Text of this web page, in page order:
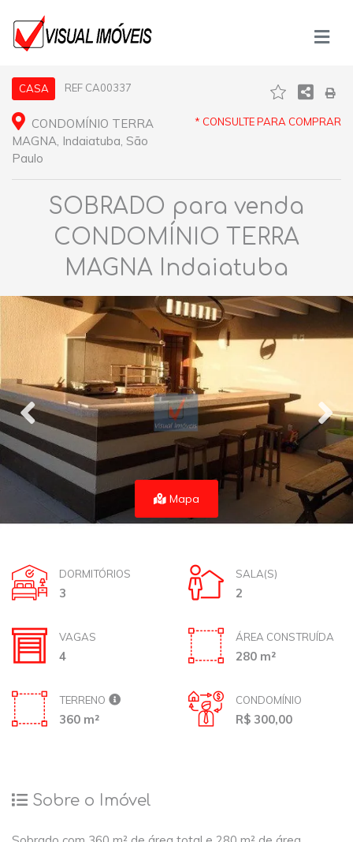
CASA REF CA00337
CONDOMÍNIO TERRA
MAGNA, Indaiatuba, São
Paulo
* CONSULTE PARA COMPRAR
SOBRADO para venda
CONDOMÍNIO TERRA
MAGNA Indaiatuba
Mapa
DORMITÓRIOS
3
SALA(S)
2
VAGAS
4
ÁREA CONSTRUÍDA
280 m²
TERRENO
360 m²
CONDOMÍNIO
R$ 300,00
Sobre o Imóvel